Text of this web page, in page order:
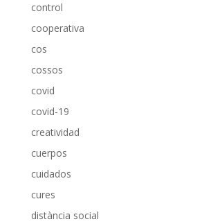
control
cooperativa
cos
cossos
covid
covid-19
creatividad
cuerpos
cuidados
cures
distància social